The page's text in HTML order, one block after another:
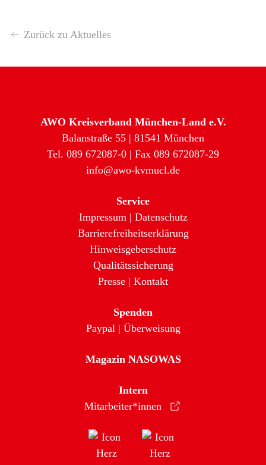
Zurück zu Aktuelles
AWO Kreisverband München-Land e.V.
Balanstraße 55 | 81541 München
Tel. 089 672087-0 | Fax 089 672087-29
info@awo-kvmucl.de
Service
Impressum | Datenschutz
Barrierefreiheitserklärung
Hinweisgeberschutz
Qualitätssicherung
Presse | Kontakt
Spenden
Paypal | Überweisung
Magazin NASOWAS
Intern
Mitarbeiter*innen